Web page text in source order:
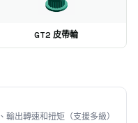
GT2 皮帶輪
出轉速和扭矩（支援多級）